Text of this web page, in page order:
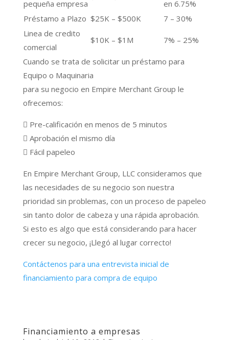
pequeña empresa
en 6.75%
Préstamo a Plazo $25K – $500K
7 – 30%
Linea de credito
comercial
$10K – $1M 7% – 25%
Cuando se trata de solicitar un préstamo para
Equipo o Maquinaria
para su negocio en Empire Merchant Group le
ofrecemos:
 Pre-calificación en menos de 5 minutos
 Aprobación el mismo día
 Fácil papeleo
En Empire Merchant Group, LLC consideramos que
las necesidades de su negocio son nuestra
prioridad sin problemas, con un proceso de papeleo
sin tanto dolor de cabeza y una rápida aprobación.
Si esto es algo que está considerando para hacer
crecer su negocio, ¡Llegó al lugar correcto!
Contáctenos para una entrevista inicial de
financiamiento para compra de equipo
Financiamiento a empresas